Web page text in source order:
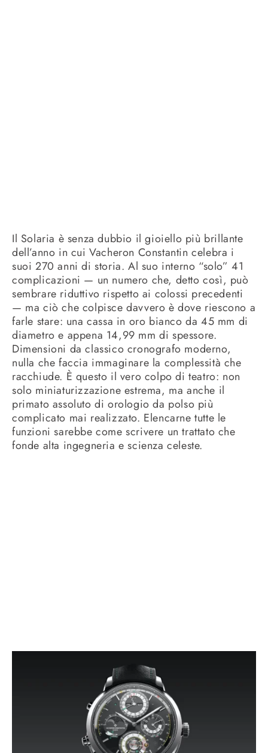
Il Solaria è senza dubbio il gioiello più brillante
dell’anno in cui Vacheron Constantin celebra i
suoi 270 anni di storia. Al suo interno “solo” 41
complicazioni — un numero che, detto così, può
sembrare riduttivo rispetto ai colossi precedenti
— ma ciò che colpisce davvero è dove riescono a
farle stare: una cassa in oro bianco da 45 mm di
diametro e appena 14,99 mm di spessore.
Dimensioni da classico cronografo moderno,
nulla che faccia immaginare la complessità che
racchiude. È questo il vero colpo di teatro: non
solo miniaturizzazione estrema, ma anche il
primato assoluto di orologio da polso più
complicato mai realizzato. Elencarne tutte le
funzioni sarebbe come scrivere un trattato che
fonde alta ingegneria e scienza celeste.